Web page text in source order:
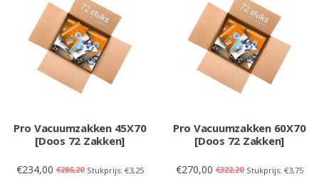
Pro Vacuumzakken 45X70
[Doos 72 Zakken]
€234,00 €286,20 Stukprijs: €3,25
Pro Vacuumzakken 60X70
[Doos 72 Zakken]
€270,00 €322,20 Stukprijs: €3,75